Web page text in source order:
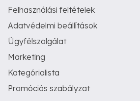
Felhasználási feltételek
Adatvédelmi beállítások
Ügyfélszolgálat
Marketing
Kategórialista
Promóciós szabályzat